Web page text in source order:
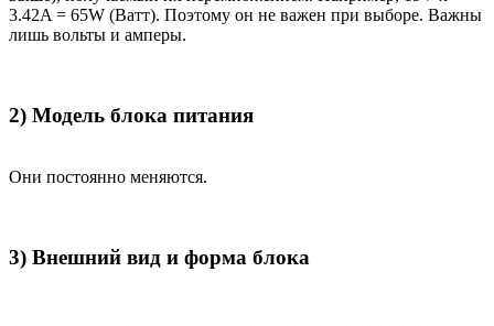
3.42A = 65W (Ватт). Поэтому он не важен при выборе. Важны
лишь вольты и амперы.
2) Модель блока питания
Они постоянно меняются.
3) Внешний вид и форма блока